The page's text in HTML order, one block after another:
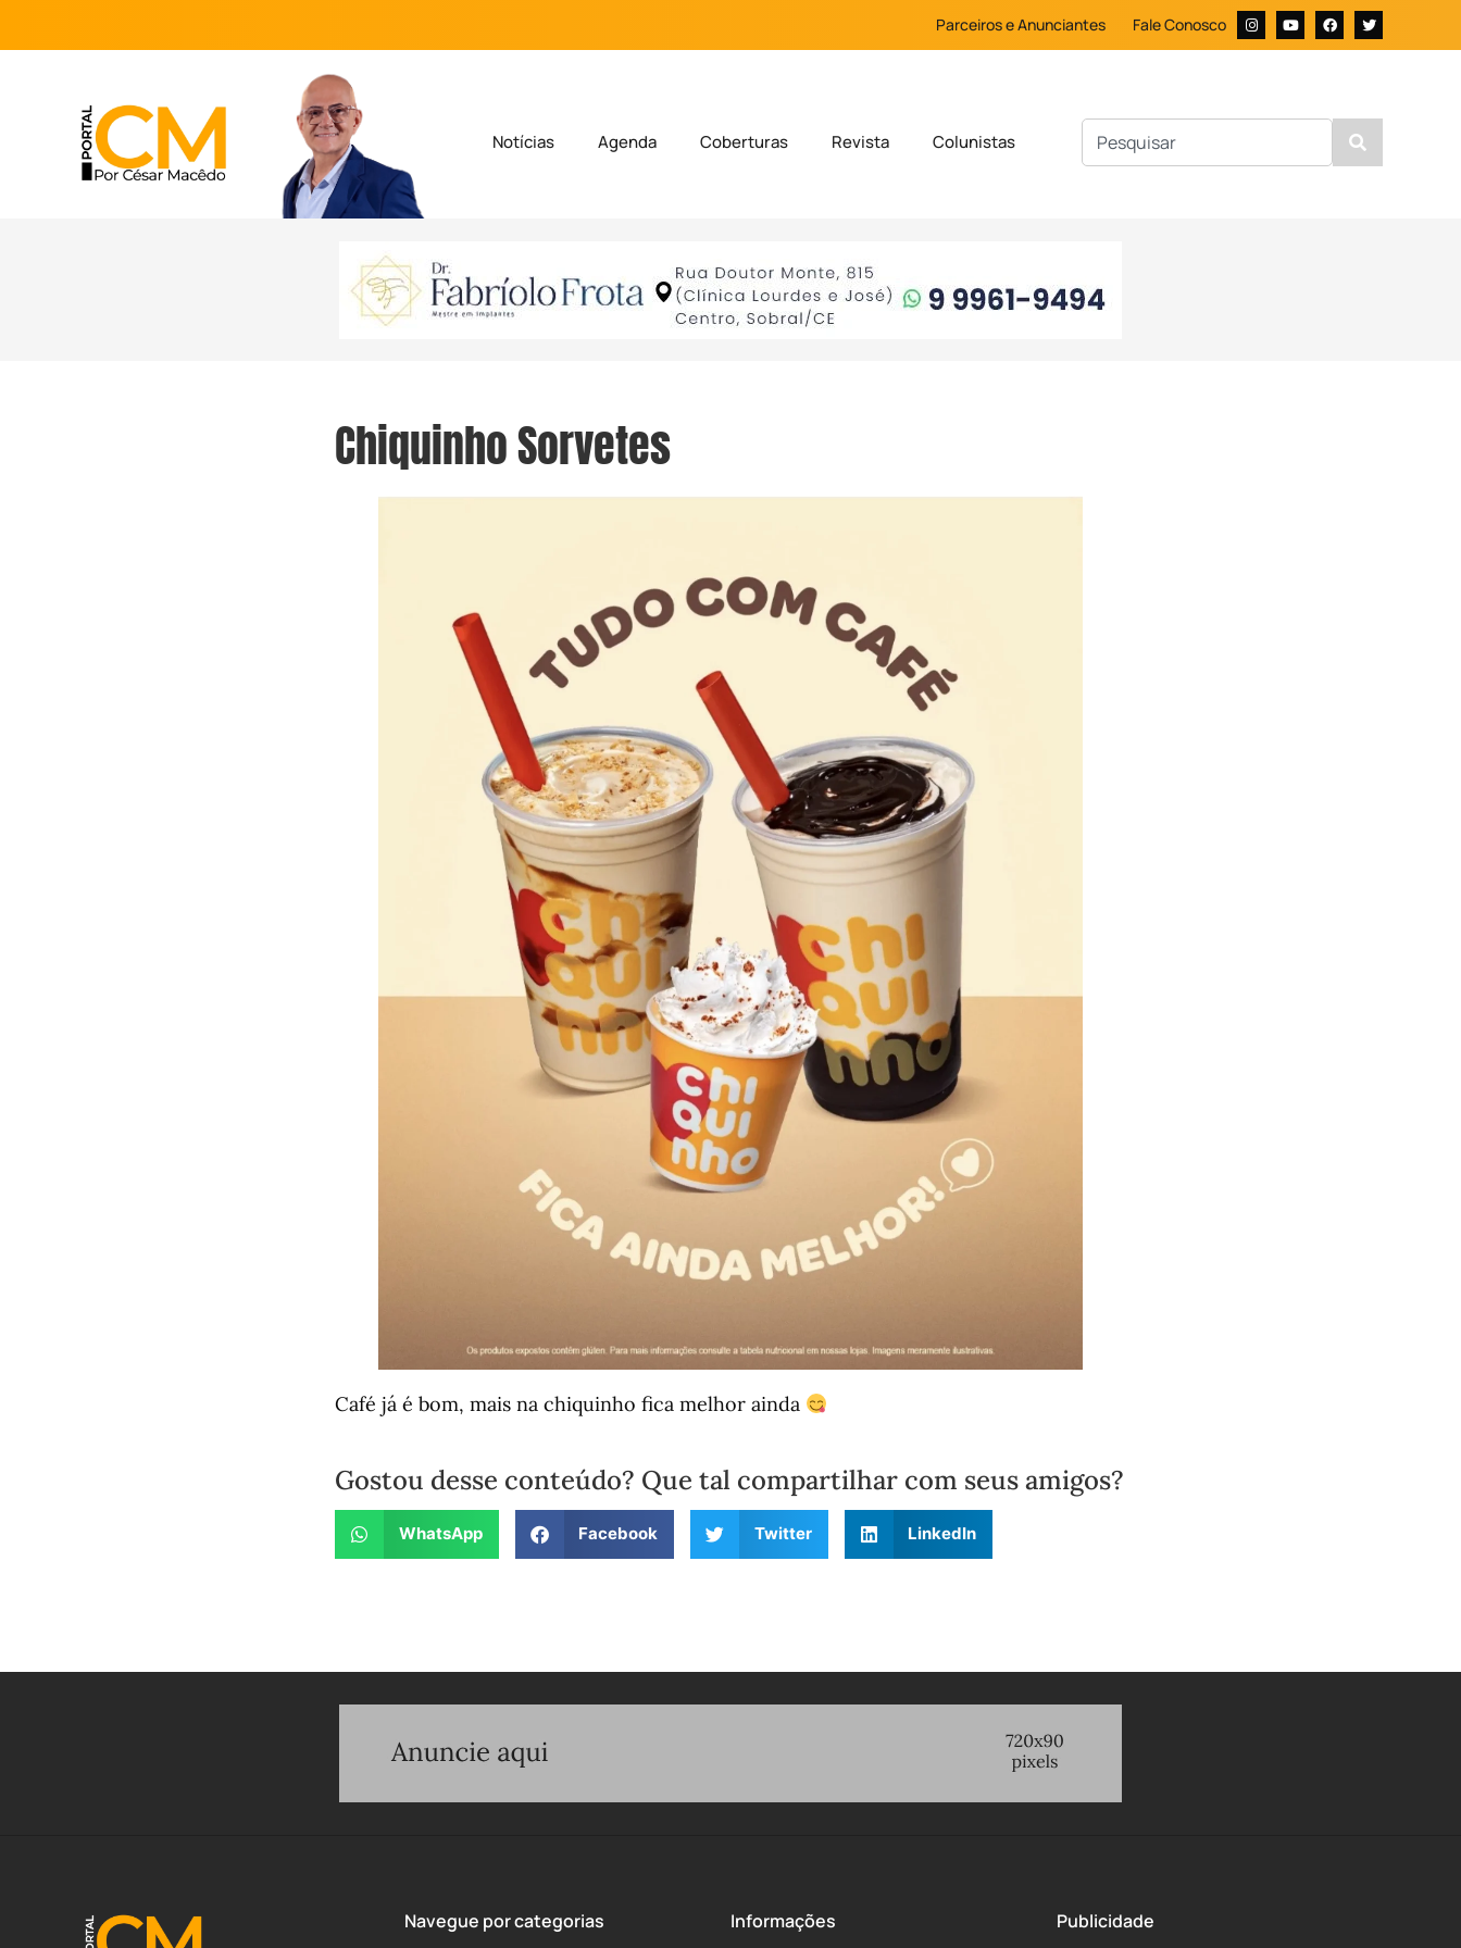
Parceiros e Anunciantes Fale Conosco
Notícias Agenda Coberturas Revista Colunistas
Chiquinho Sorvetes
Café já é bom, mais na chiquinho fica melhor ainda
Gostou desse conteúdo? Que tal compartilhar com seus amigos?
WhatsApp Facebook Twitter LinkedIn
Navegue por categorias Informações Publicidade